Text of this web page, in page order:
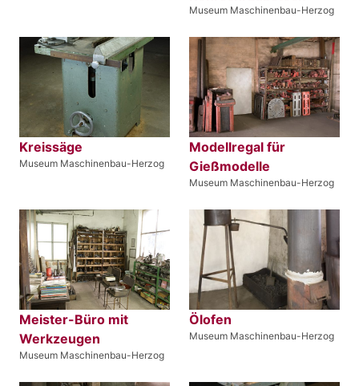
Museum Maschinenbau-Herzog
Kreissäge
Museum Maschinenbau-Herzog
Modellregal für
Gießmodelle
Museum Maschinenbau-Herzog
Meister-Büro mit
Werkzeugen
Museum Maschinenbau-Herzog
Ölofen
Museum Maschinenbau-Herzog